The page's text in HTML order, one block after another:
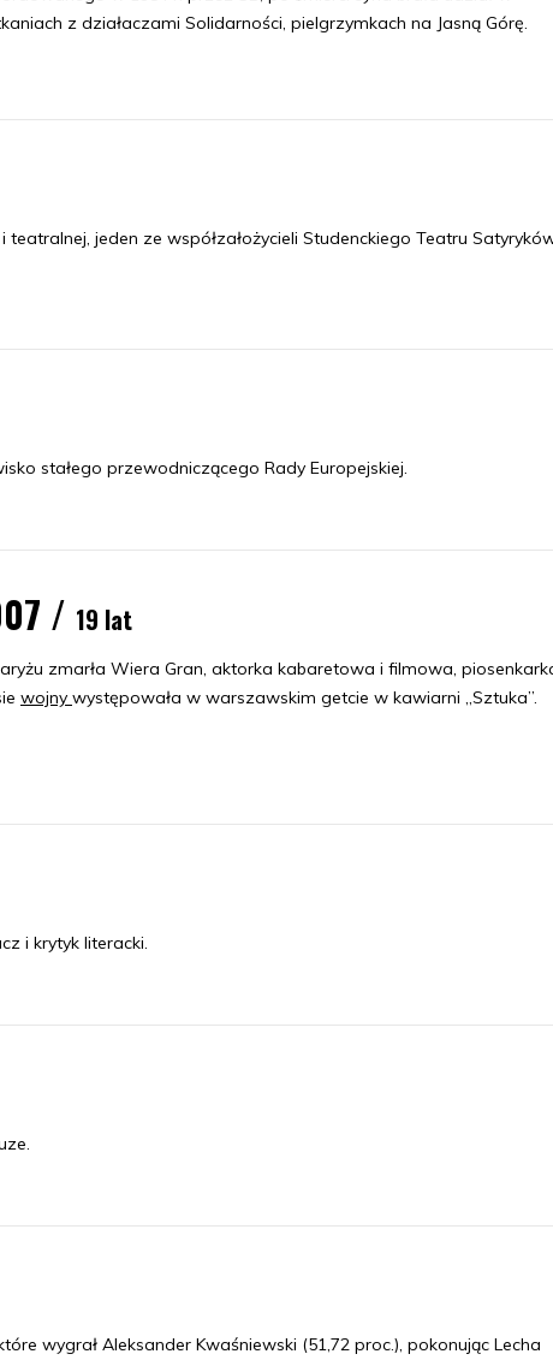
z działaczami Solidarności, pielgrzymkach na Jasną Górę.
jeden ze współzałożycieli Studenckiego Teatru
stałego przewodniczącego Rady Europejskiej.
/ 19 lat
zmarła Wiera Gran, aktorka kabaretowa i filmowa,
wojny występowała w warszawskim getcie w kawiarni „Sztuka”.
i krytyk literacki.
wygrał Aleksander Kwaśniewski (51,72 proc.), pokonując Lecha